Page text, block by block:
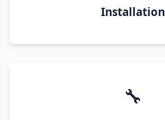
Installation
🔧